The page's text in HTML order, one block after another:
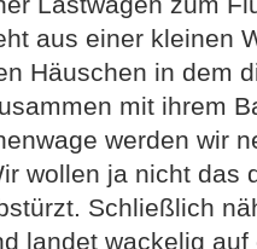
Häuschen in dem
mit ihrem
werden wir
wollen ja nicht das
Schließlich
landet wackelig